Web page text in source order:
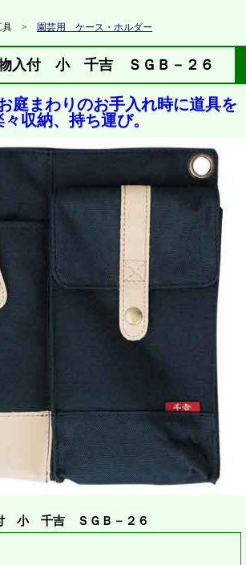
具 > 園芸用 ケース・ホルダー
入付 小 千吉 ＳＧＢ－２６
庭まわりのお手入れ時に道具を
々収納、持ち運び。
小 千吉 ＳＧＢ－２６